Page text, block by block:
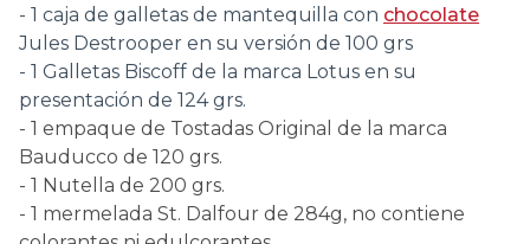
- 1 caja de galletas de mantequilla con chocolate
Jules Destrooper en su versión de 100 grs
- 1 Galletas Biscoff de la marca Lotus en su
presentación de 124 grs.
- 1 empaque de Tostadas Original de la marca
Bauducco de 120 grs.
- 1 Nutella de 200 grs.
- 1 mermelada St. Dalfour de 284g, no contiene